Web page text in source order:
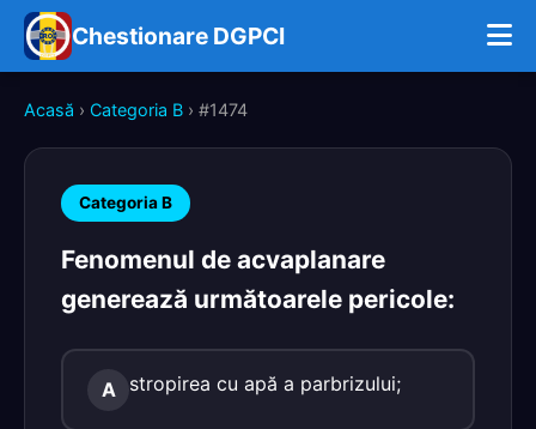
Chestionare DGPCI
Acasă › Categoria B › #1474
Categoria B
Fenomenul de acvaplanare
generează următoarele pericole:
A stropirea cu apă a parbrizului;